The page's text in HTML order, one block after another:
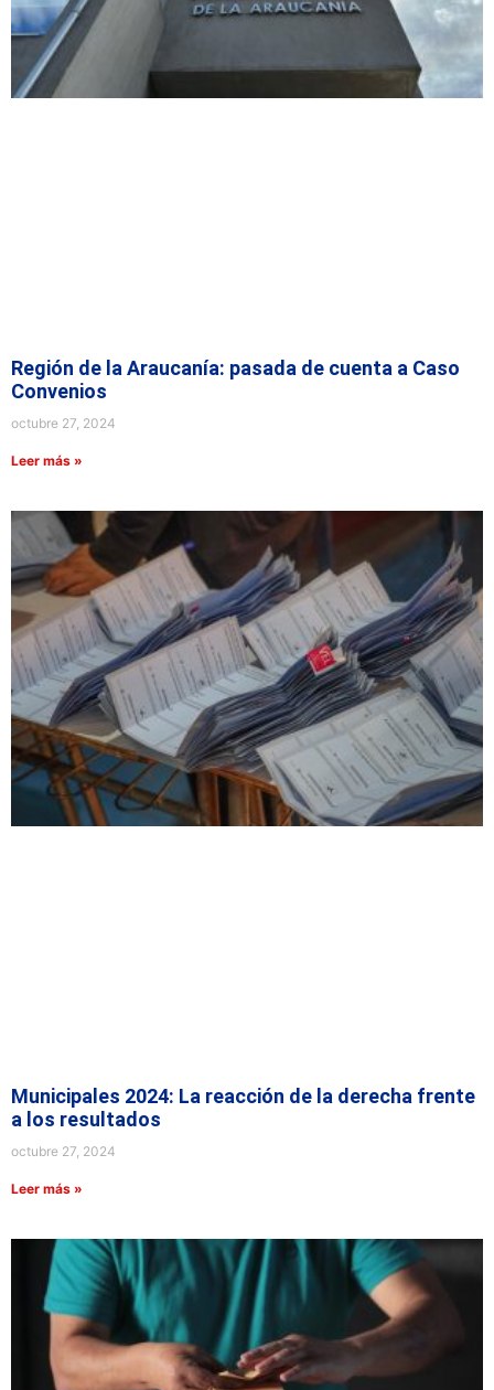
Región de la Araucanía: pasada de cuenta a Caso
Convenios
octubre 27, 2024
Leer más »
Municipales 2024: La reacción de la derecha frente
a los resultados
octubre 27, 2024
Leer más »